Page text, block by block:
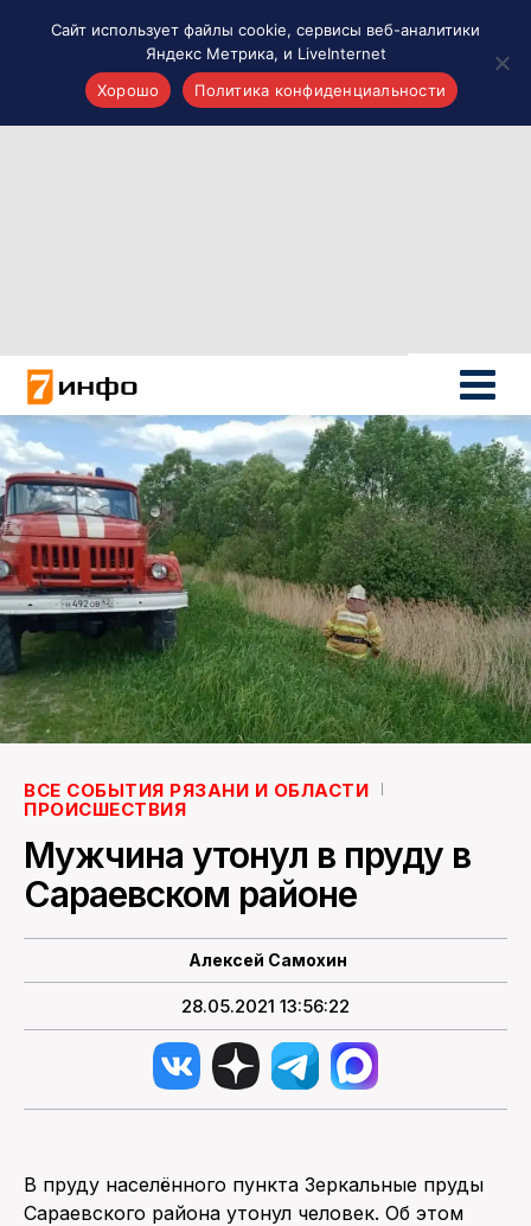
Новости России
Политика
Новости мира
Все материалы 7инфо
О НАС
ПОИСК ПО САЙТУ
ВСЕ СОБЫТИЯ РЯЗАНИ И ОБЛАСТИ
ПРОИСШЕСТВИЯ
Мужчина утонул в пруду в
Сараевском районе
Алексей Самохин
28.05.2021 13:56:22
В пруду населённого пункта Зеркальные пруды
Сараевского района утонул человек. Об этом
Сайт использует файлы cookie, сервисы веб-аналитики
Яндекс Метрика, и LiveInternet
Хорошо
Политика конфиденциальности